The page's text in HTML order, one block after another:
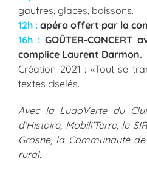
gaufres, glaces, boissons.
12h : apéro offert par la
16h : GOÛTER-
complice Laurent Darmon.
Création 2021 : «Tout se
textes ciselés.
Avec la LudoVerte du
d’Histoire, Mobili’Terre, le
Grosne, la Communauté
rural.